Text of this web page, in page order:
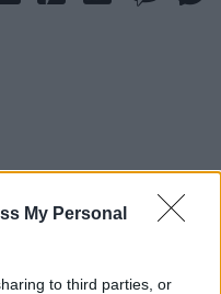
My Personal
to third parties, or